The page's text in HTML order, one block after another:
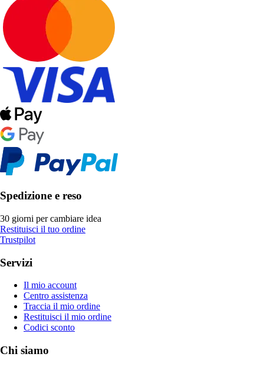
Spedizione e reso
30 giorni per cambiare idea
Restituisci il tuo ordine
Trustpilot
Servizi
Il mio account
Centro assistenza
Traccia il mio ordine
Restituisci il mio ordine
Codici sconto
Chi siamo